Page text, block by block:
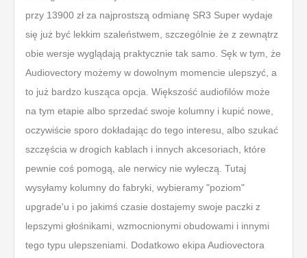
przy 13900 zł za najprostszą odmianę SR3 Super wydaje
się już być lekkim szaleństwem, szczególnie że z zewnątrz
obie wersje wyglądają praktycznie tak samo. Sęk w tym, że
Audiovectory możemy w dowolnym momencie ulepszyć, a
to już bardzo kusząca opcja. Większość audiofilów może
na tym etapie albo sprzedać swoje kolumny i kupić nowe,
oczywiście sporo dokładając do tego interesu, albo szukać
szczęścia w drogich kablach i innych akcesoriach, które
pewnie coś pomogą, ale nerwicy nie wyleczą. Tutaj
wysyłamy kolumny do fabryki, wybieramy "poziom"
upgrade'u i po jakimś czasie dostajemy swoje paczki z
lepszymi głośnikami, wzmocnionymi obudowami i innymi
tego typu ulepszeniami. Dodatkowo ekipa Audiovectora